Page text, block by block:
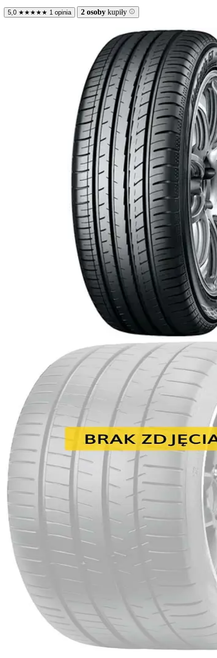
5,0 ★★★★★ 1 opinia 2 osoby kupiły